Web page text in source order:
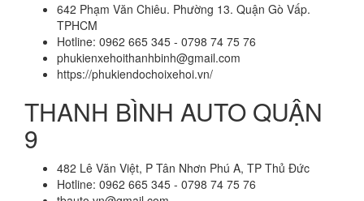
642 Phạm Văn Chiêu. Phường 13. Quận Gò Vấp.
TPHCM
Hotline: 0962 665 345 - 0798 74 75 76
phukienxehoithanhbinh@gmail.com
https://phukiendochoixehoi.vn/
THANH BÌNH AUTO QUẬN
9
482 Lê Văn Việt, P Tân Nhơn Phú A, TP Thủ Đức
Hotline: 0962 665 345 - 0798 74 75 76